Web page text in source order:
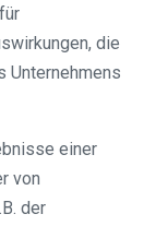
die
Unternehmens
einer
von
der